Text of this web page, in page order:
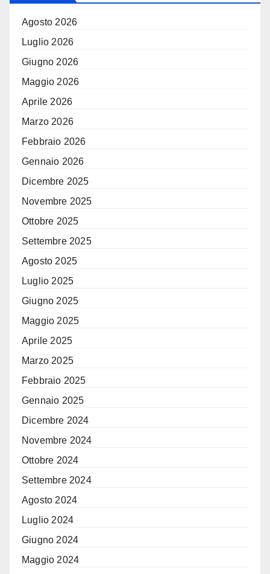
Agosto 2026
Luglio 2026
Giugno 2026
Maggio 2026
Aprile 2026
Marzo 2026
Febbraio 2026
Gennaio 2026
Dicembre 2025
Novembre 2025
Ottobre 2025
Settembre 2025
Agosto 2025
Luglio 2025
Giugno 2025
Maggio 2025
Aprile 2025
Marzo 2025
Febbraio 2025
Gennaio 2025
Dicembre 2024
Novembre 2024
Ottobre 2024
Settembre 2024
Agosto 2024
Luglio 2024
Giugno 2024
Maggio 2024